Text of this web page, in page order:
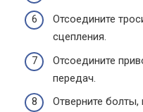
Отсоедините
сцепления.
Отсоедините
передач.
Отверните